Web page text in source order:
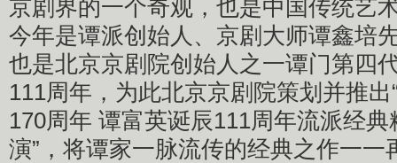
京剧界的一个奇观，也是中国传统艺
今年是谭派创始人、京剧大师谭鑫培
也是北京京剧院创始人之一谭门第四
111周年，为此北京京剧院策划并推
170周年 谭富英诞辰111周年流派经
演”，将谭家一脉流传的经典之作一一